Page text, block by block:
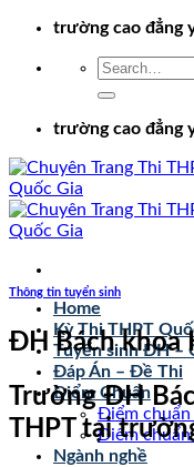
Chuyểntrường cao đẳng
trường cao đẳng
Home
Kỳ Thi THPT
Tuyển sinh ĐH –
Đáp Án – Đề Thi
Điểm Chuẩn
Điểm
Điểm chuẩn
Ngành nghề
Thông tin tuyển sinh
ĐH Bách khoa
Trường ĐH
THPTtại